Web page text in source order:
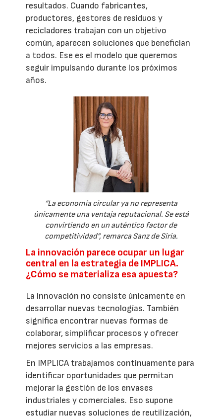
resultados. Cuando fabricantes,
productores, gestores de residuos y
recicladores trabajan con un objetivo
común, aparecen soluciones que benefician
a todos. Ese es el modelo que queremos
seguir impulsando durante los próximos
años.
“La economía circular ya no representa
únicamente una ventaja reputacional. Se está
convirtiendo en un auténtico factor de
competitividad”, remarca Sanz de Siria.
La innovación parece ocupar un lugar
central en la estrategia de IMPLICA.
¿Cómo se materializa esa apuesta?
La innovación no consiste únicamente en
desarrollar nuevas tecnologías. También
significa encontrar nuevas formas de
colaborar, simplificar procesos y ofrecer
mejores servicios a las empresas.
En IMPLICA trabajamos continuamente para
identificar oportunidades que permitan
mejorar la gestión de los envases
industriales y comerciales. Eso supone
estudiar nuevas soluciones de reutilización,